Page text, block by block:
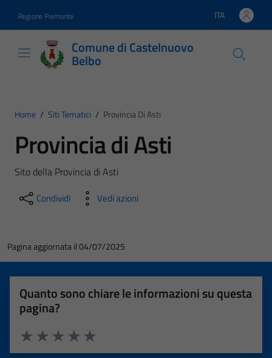
Regione Piemonte Lingua attiva:
ITA
Comune di Castelnuovo
Belbo
Home / Siti Tematici / Provincia Di Asti
Provincia di Asti
Sito della Provincia di Asti
Condividi Vedi azioni
Pagina aggiornata il 04/07/2025
Quanto sono chiare le informazioni su questa
pagina?
Valuta 5 stelle su 5
Valuta 4 stelle su 5
Valuta 3 stelle su 5
Valuta 2 stelle su 5
Valuta 1 stelle su 5